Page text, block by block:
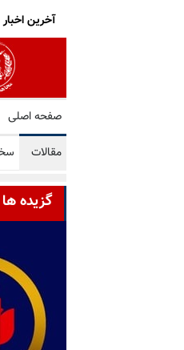
آخرین اخبار
صفحه اصلی
مقالات
گزیده ها